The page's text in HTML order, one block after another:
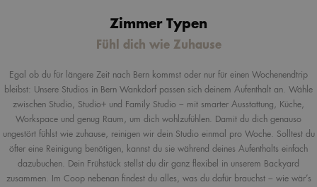
Zimmer Typen
Fühl dich wie Zuhause
Egal ob du für längere Zeit nach Bern kommst oder nur für einen Wochenendtrip
bleibst: Unsere Studios in Bern Wankdorf passen sich deinem Aufenthalt an. Wähle
zwischen Studio, Studio+ und Family Studio – mit smarter Ausstattung, Küche,
Workspace und genug Raum, um dich wohlzufühlen. Damit du dich genauso
ungestört fühlst wie zuhause, reinigen wir dein Studio einmal pro Woche. Solltest du
öfter eine Reinigung benötigen, kannst du sie während deines Aufenthalts einfach
dazubuchen. Dein Frühstück stellst du dir ganz flexibel in unserem Backyard
zusammen. Im Coop nebenan findest du alles, was du dafür brauchst – wie wär’s